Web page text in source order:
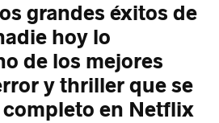
grandes éxitos de
hoy lo
de los mejores
y thriller que se
en Netflix